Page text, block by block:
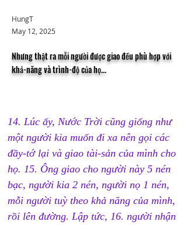
HungT
May 12, 2025
Nhưng thật ra mỗi người được giao đều phù hợp với
khả-năng và trình-độ của họ...
14. Lúc ấy, Nước Trời cũng giống như
một người kia muốn đi xa nên gọi các
đầy-tớ lại và giao tài-sản của mình cho
họ. 15. Ông giao cho người này 5 nén
bạc, người kia 2 nén, người nọ 1 nén,
mỗi người tuỳ theo khả năng của mình,
rồi lên đường. Lập tức, 16. người nhận